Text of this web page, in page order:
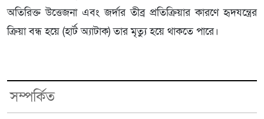
অতিরিক্ত উত্তেজনা এবং জর্দার তীব্র প্রতিক্রিয়ার কারণে হৃদযন্ত্রের
ক্রিয়া বন্ধ হয়ে (হার্ট অ্যাটাক) তার মৃত্যু হয়ে থাকতে পারে।
সম্পর্কিত